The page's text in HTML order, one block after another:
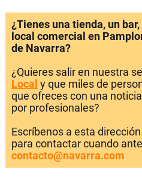
¿Tienes una tienda, un
local comercial en
de Navarra?
¿Quieres salir en nuestra
Local y que miles de
que ofreces con una
por profesionales?
Escríbenos a esta
para contactar cuando
contacto@navarra.com